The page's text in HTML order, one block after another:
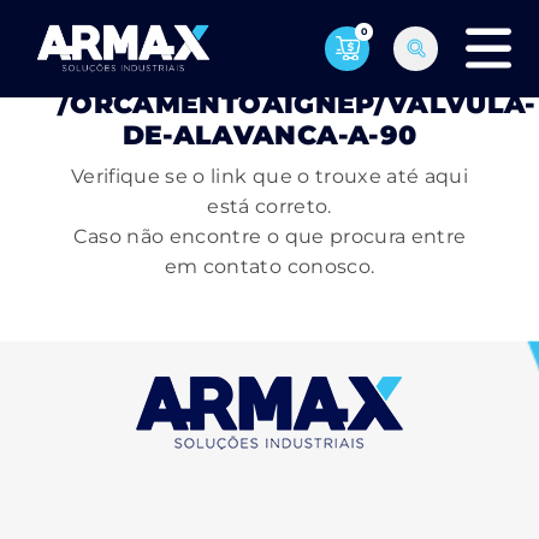
0
PÁGINA NÃO ENCONTRADA
/ORCAMENTOAIGNEP/VALVULA-
DE-ALAVANCA-A-90
Verifique se o link que o trouxe até aqui
está correto.
Caso não encontre o que procura entre
em contato conosco.